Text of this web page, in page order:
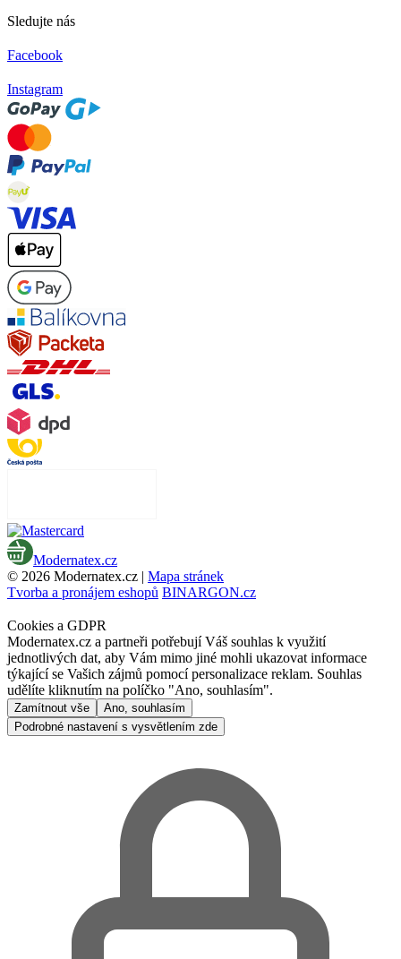
Sledujte nás
Facebook
Instagram
Modernatex.cz
© 2026 Modernatex.cz | Mapa stránek
Tvorba a pronájem eshopů BINARGON.cz
Cookies a GDPR
Modernatex.cz a partneři potřebují Váš souhlas k využití
jednotlivých dat, aby Vám mimo jiné mohli ukazovat informace
týkající se Vašich zájmů pomocí personalizace reklam. Souhlas
udělíte kliknutím na políčko "Ano, souhlasím".
Zamítnout vše
Ano, souhlasím
Podrobné nastavení s vysvětlením zde